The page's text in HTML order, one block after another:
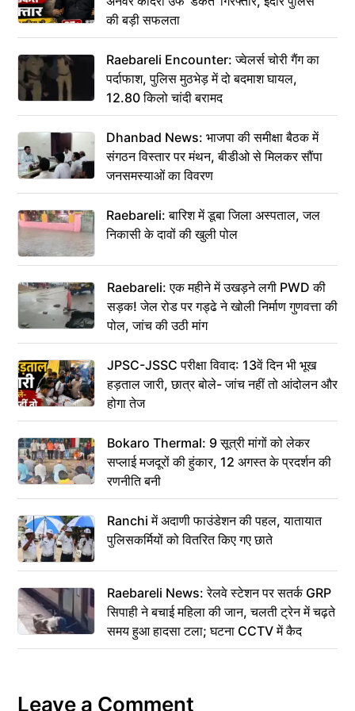
की बड़ी सफलता
Raebareli Encounter: ज्वेलर्स चोरी गैंग का
पर्दाफाश, पुलिस मुठभेड़ में दो बदमाश घायल,
12.80 किलो चांदी बरामद
Dhanbad News: भाजपा की समीक्षा बैठक में
संगठन विस्तार पर मंथन, बीडीओ से मिलकर सौंपा
जनसमस्याओं का विवरण
Raebareli: बारिश में डूबा जिला अस्पताल, जल
निकासी के दावों की खुली पोल
Raebareli: एक महीने में उखड़ने लगी PWD की
सड़क! जेल रोड पर गड्ढे ने खोली निर्माण गुणवत्ता की
पोल, जांच की उठी मांग
JPSC-JSSC परीक्षा विवाद: 13वें दिन भी भूख
हड़ताल जारी, छात्र बोले- जांच नहीं तो आंदोलन और
होगा तेज
Bokaro Thermal: 9 सूत्री मांगों को लेकर
सप्लाई मजदूरों की हुंकार, 12 अगस्त के प्रदर्शन की
रणनीति बनी
Ranchi में अदाणी फाउंडेशन की पहल, यातायात
पुलिसकर्मियों को वितरित किए गए छाते
Raebareli News: रेलवे स्टेशन पर सतर्क GRP
सिपाही ने बचाई महिला की जान, चलती ट्रेन में चढ़ते
समय हुआ हादसा टला; घटना CCTV में कैद
Leave a Comment